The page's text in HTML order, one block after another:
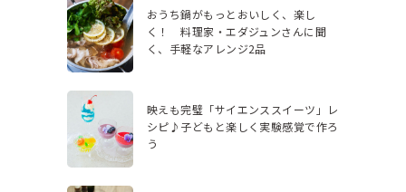
おうち鍋がもっとおいしく、楽し
く！ 料理家・エダジュンさんに聞
く、手軽なアレンジ2品
映えも完璧「サイエンススイーツ」レ
シピ♪子どもと楽しく実験感覚で作ろ
う